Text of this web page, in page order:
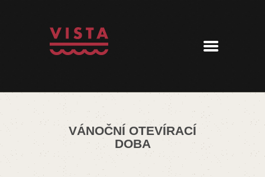
VÁNOČNÍ OTEVÍRACÍ
DOBA
ÚVOD
MENU
360° PROHLÍDKA